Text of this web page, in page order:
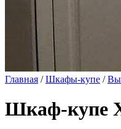
Главная /Шкафы-купе /
Шкаф-купе